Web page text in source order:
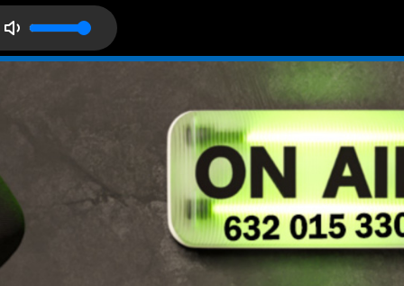
Scherzinger - Jai Ho! (You Are My Destiny)